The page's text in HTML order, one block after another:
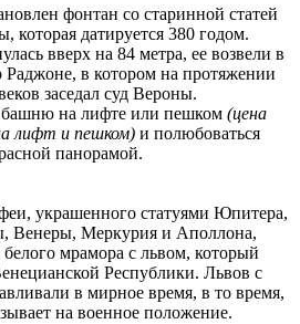
фонтан со старинной статей
которая датируется 380 годом.
вверх на 84 метра, ее возвели в
Раджоне, в котором на протяжении
заседал суд Вероны.
на лифте или пешком (цена
лифт и пешком) и полюбоваться
панорамой.
украшенного статуями Юпитера,
Венеры, Меркурия и Аполлона,
белого мрамора с львом, который
Республики. Львов с
в мирное время, в то время,
на военное положение.